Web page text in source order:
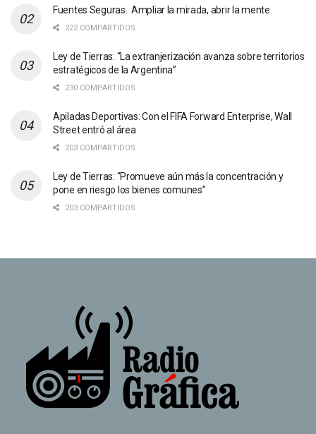
Fuentes Seguras. Ampliar la mirada, abrir la mente
222 COMPARTIDOS
Ley de Tierras: “La extranjerización avanza sobre territorios
estratégicos de la Argentina”
230 COMPARTIDOS
Apiladas Deportivas: Con el FIFA Forward Enterprise, Wall
Street entró al área
203 COMPARTIDOS
Ley de Tierras: “Promueve aún más la concentración y
pone en riesgo los bienes comunes”
203 COMPARTIDOS